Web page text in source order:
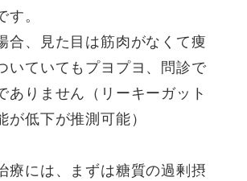
。
合、見た目は筋肉がなくて痩
いていてもプヨプヨ、問診で
ありません（リーキーガット
が低下が推測可能）
療には、まずは糖質の過剰摂